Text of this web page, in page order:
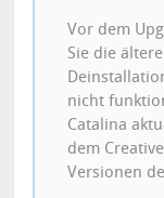
Vor dem
Sie die
nicht
Catalina
dem
Versionen